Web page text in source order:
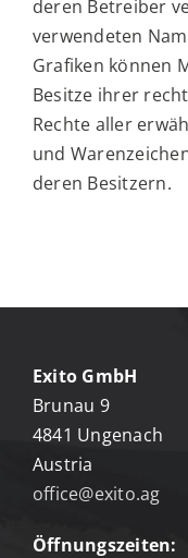
deren Betreiber
verwendeten
Grafiken können
Besitze ihrer
Rechte aller
und
deren Besitzern.
Exito GmbH
Brunau 9
4841 Ungenach
Austria
office@exito.ag
Öffnungszeiten: